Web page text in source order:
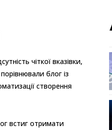
чіткої вказівки,
блог із
створення
встиг отримати